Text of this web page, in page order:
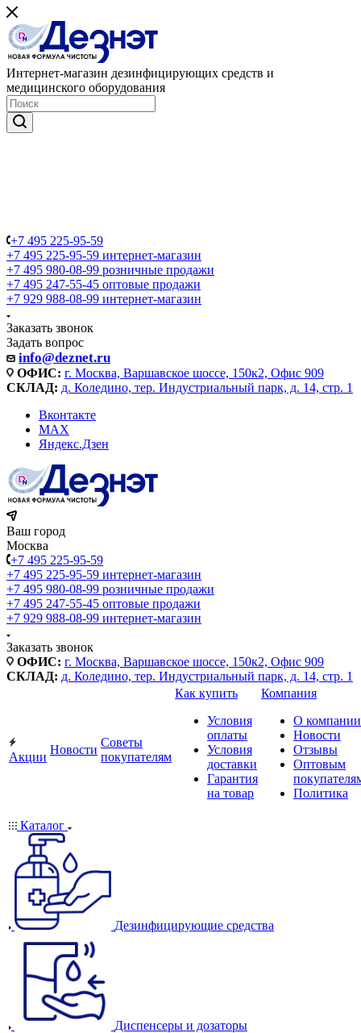
Интернет-магазин дезинфицирующих средств и
медицинского оборудования
+7 495 225-95-59
+7 495 225-95-59 интернет-магазин
+7 495 980-08-99 розничные продажи
+7 495 247-55-45 оптовые продажи
+7 929 988-08-99 интернет-магазин
Заказать звонок
Задать вопрос
info@deznet.ru
ОФИС: г. Москва, Варшавское шоссе, 150к2, Офис 909
СКЛАД: д. Коледино, тер. Индустриальный парк, д. 14, стр. 1
Вконтакте
MAX
Яндекс.Дзен
Ваш город
Москва
+7 495 225-95-59
+7 495 225-95-59 интернет-магазин
+7 495 980-08-99 розничные продажи
+7 495 247-55-45 оптовые продажи
+7 929 988-08-99 интернет-магазин
Заказать звонок
ОФИС: г. Москва, Варшавское шоссе, 150к2, Офис 909
СКЛАД: д. Коледино, тер. Индустриальный парк, д. 14, стр. 1
Акции
Новости
Советы
покупателям
Как купить
Условия
оплаты
Условия
доставки
Гарантия
на товар
Компания
О компании
Новости
Отзывы
Оптовым
Политика
Каталог
Дезинфицирующие средства
Диспенсеры и дозаторы